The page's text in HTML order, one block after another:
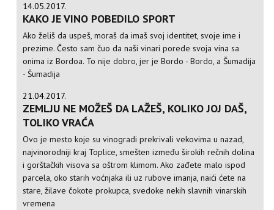
14.05.2017.
KAKO JE VINO POBEDILO SPORT
Ako želiš da uspeš, moraš da imaš svoj identitet, svoje ime i
prezime. Često sam čuo da naši vinari porede svoja vina sa
onima iz Bordoa. To nije dobro, jer je Bordo - Bordo, a Šumadija
- Šumadija
21.04.2017.
ZEMLJU NE MOŽEŠ DA LAŽEŠ, KOLIKO JOJ DAŠ,
TOLIKO VRAĆA
Ovo je mesto koje su vinogradi prekrivali vekovima u nazad,
najvinorodniji kraj Toplice, smešten između širokih rečnih dolina
i gorštačkih visova sa oštrom klimom. Ako zađete malo ispod
parcela, oko starih voćnjaka ili uz rubove imanja, naići ćete na
stare, žilave čokote prokupca, svedoke nekih slavnih vinarskih
vremena